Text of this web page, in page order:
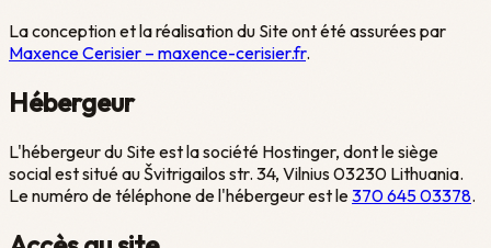
La conception et la réalisation du Site ont été assurées par
Maxence Cerisier – maxence-cerisier.fr.
Hébergeur
L'hébergeur du Site est la société Hostinger, dont le siège
social est situé au Švitrigailos str. 34, Vilnius 03230 Lithuania.
Le numéro de téléphone de l'hébergeur est le370 645 03378.